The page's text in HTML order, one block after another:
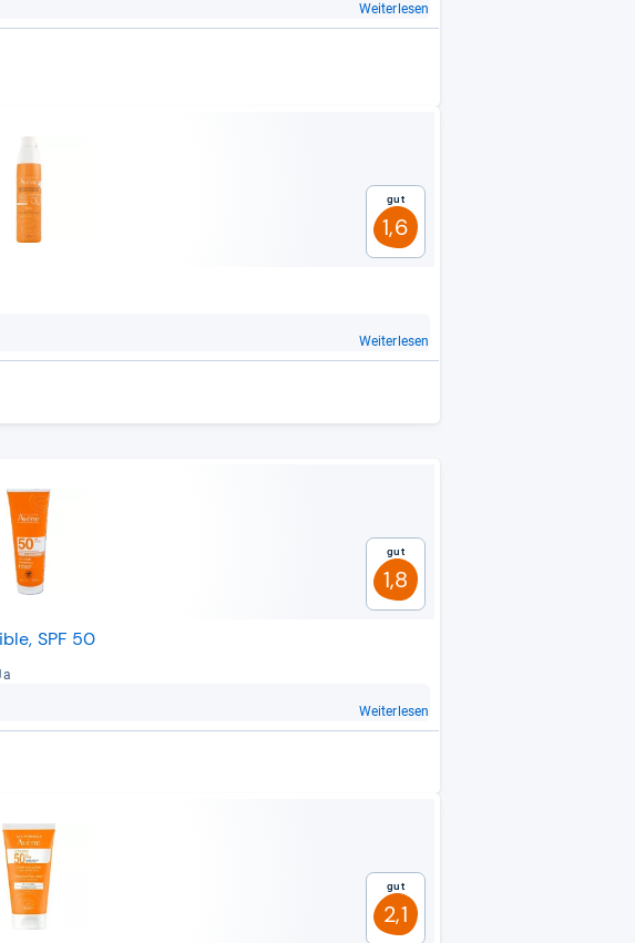
Weiterlesen
Gut
1,6
Weiterlesen
Gut
1,8
SPF 50
Weiterlesen
Gut
2,1